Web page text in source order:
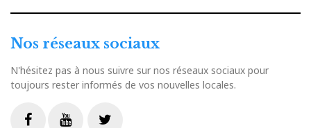
Nos réseaux sociaux
N'hésitez pas à nous suivre sur nos réseaux sociaux pour
toujours rester informés de vos nouvelles locales.